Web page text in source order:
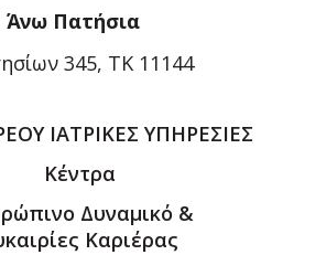
Άνω Πατήσια
345, ΤΚ 11144
ΙΑΤΡΙΚΕΣ ΥΠΗΡΕΣΙΕΣ
Κέντρα
Δυναμικό &
Καριέρας